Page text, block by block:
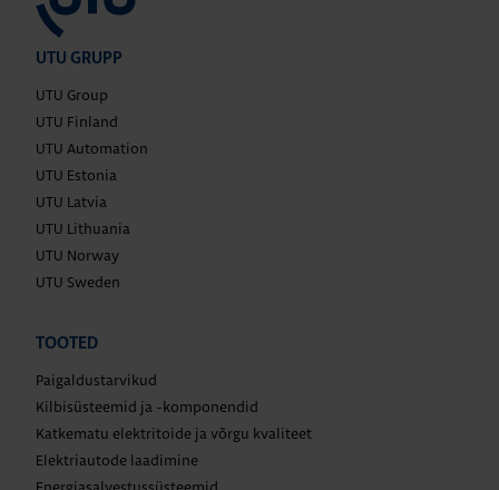
UTU GRUPP
UTU Group
UTU Finland
UTU Automation
UTU Estonia
UTU Latvia
UTU Lithuania
UTU Norway
UTU Sweden
TOOTED
Paigaldustarvikud
Kilbisüsteemid ja -komponendid
Katkematu elektritoide ja võrgu kvaliteet
Elektriautode laadimine